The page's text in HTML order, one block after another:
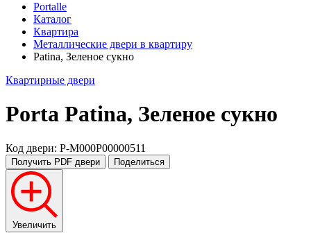
Portalle
Каталог
Квартира
Металлические двери в квартиру
Patina, Зеленое сукно
Квартирные двери
Porta Patina, Зеленое сукно
Код двери: P-M000P00000511
Получить PDF двери Поделиться
Увеличить